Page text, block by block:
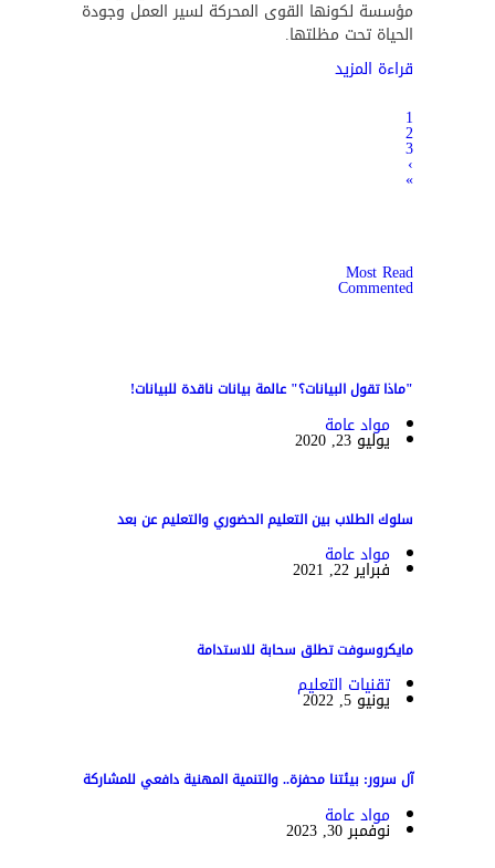
مؤسسة لكونها القوى المحركة لسير العمل وجودة
الحياة تحت مظلتها.
قراءة المزيد
1
2
3
›
»
Most Read
Commented
"ماذا تقول البيانات؟" عالمة بيانات ناقدة للبيانات!
مواد عامة
يوليو 23, 2020
سلوك الطلاب بين التعليم الحضوري والتعليم عن بعد
مواد عامة
فبراير 22, 2021
مايكروسوفت تطلق سحابة للاستدامة
تقنيات التعليم
يونيو 5, 2022
آل سرور: بيئتنا محفزة.. والتنمية المهنية دافعي للمشاركة
مواد عامة
نوفمبر 30, 2023